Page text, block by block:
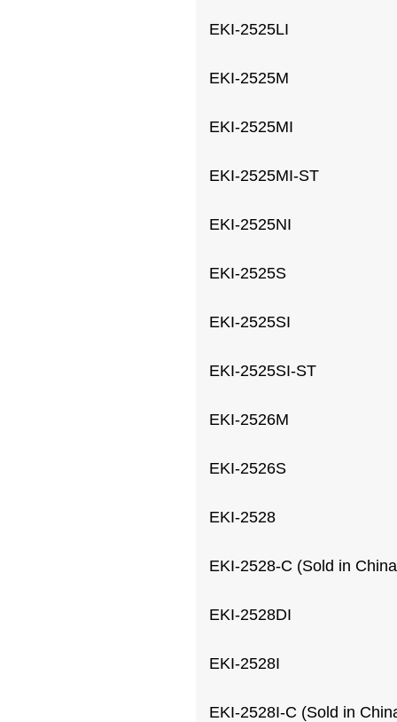
EKI-2525LI
EKI-2525M
EKI-2525MI
EKI-2525MI-ST
EKI-2525NI
EKI-2525S
EKI-2525SI
EKI-2525SI-ST
EKI-2526M
EKI-2526S
EKI-2528
EKI-2528-C (Sold in
EKI-2528DI
EKI-2528I
EKI-2528I-C (Sold in